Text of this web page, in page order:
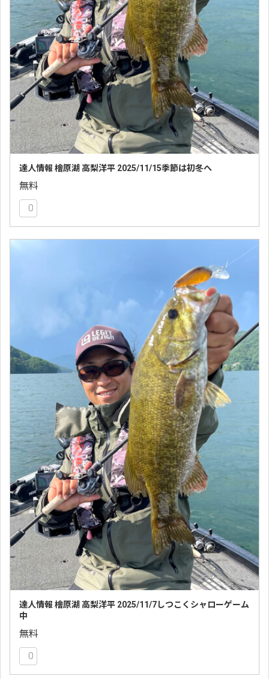
達人情報 檜原湖 高梨洋平 2025/11/15季節は初冬へ
無料
0
達人情報 檜原湖 高梨洋平 2025/11/7しつこくシャローゲーム
中
無料
0